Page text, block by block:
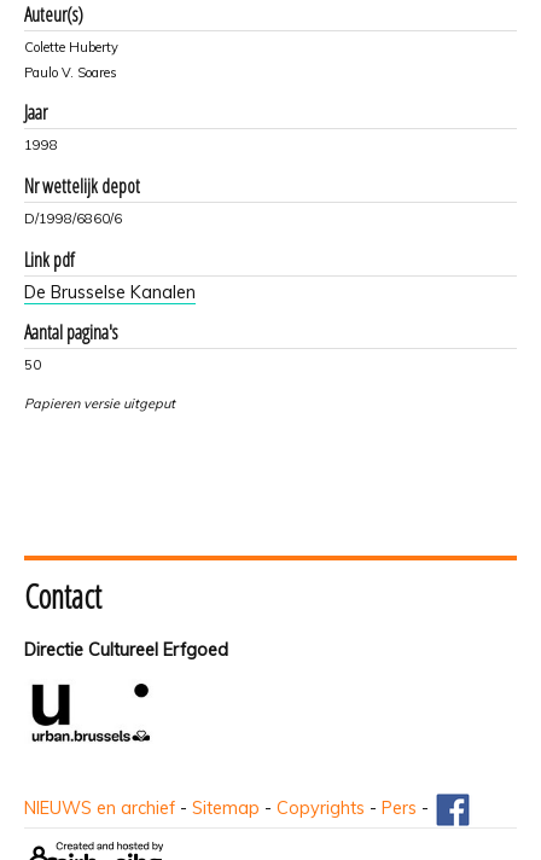
Auteur(s)
Colette Huberty
Paulo V. Soares
Jaar
1998
Nr wettelijk depot
D/1998/6860/6
Link pdf
De Brusselse Kanalen
Aantal pagina's
50
Papieren versie uitgeput
Contact
Directie Cultureel Erfgoed
NIEUWS en archief - Sitemap - Copyrights - Pers -